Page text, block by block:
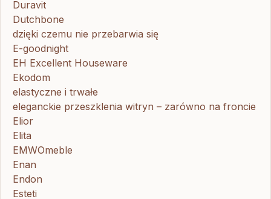
Duravit
Dutchbone
dzięki czemu nie przebarwia się
E-goodnight
EH Excellent Houseware
Ekodom
elastyczne i trwałe
eleganckie przeszklenia witryn – zarówno na froncie
Elior
Elita
EMWOmeble
Enan
Endon
Esteti